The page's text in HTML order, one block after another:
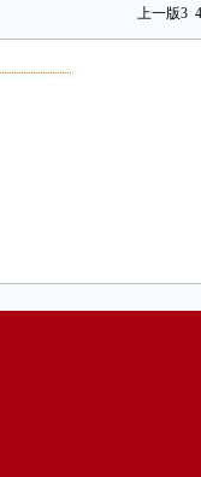
上一版3 4